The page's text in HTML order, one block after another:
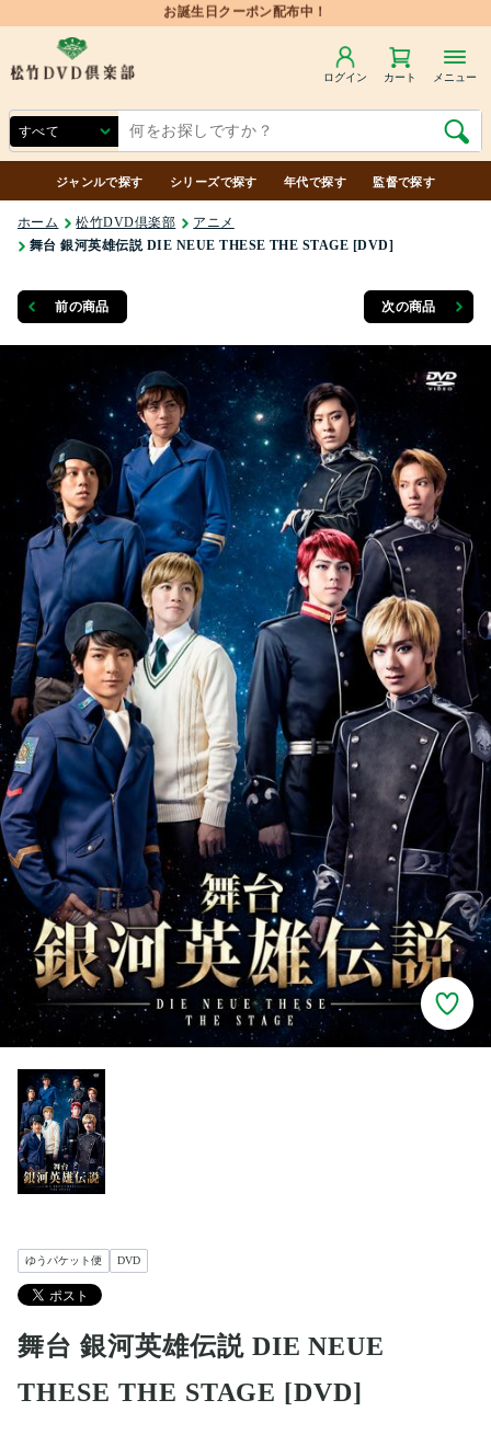
ログイン カート メニュー
ジャンルで探す シリーズで探す 年代で探す 監督で探す
ホーム 松竹DVD倶楽部
アニメ
舞台 銀河英雄伝説 DIE NEUE THESE THE STAGE [DVD]
前の商品 次の商品
ゆうパケット便 DVD
舞台 銀河英雄伝説 DIE NEUE
THESE THE STAGE [DVD]